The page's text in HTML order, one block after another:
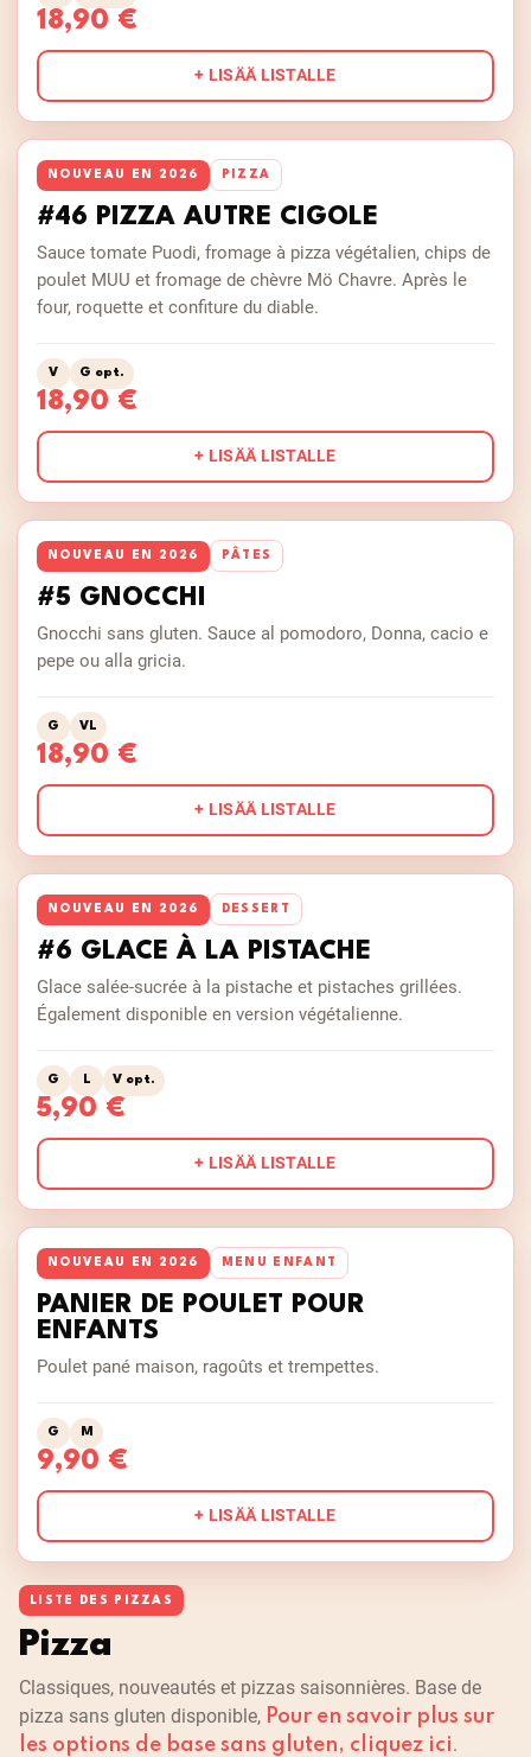
18,90 €
+ LISÄÄ LISTALLE
NOUVEAU EN 2026 PIZZA
#46 PIZZA AUTRE CIGOLE
Sauce tomate Puodi, fromage à pizza végétalien, chips de
poulet MUU et fromage de chèvre Mö Chavre. Après le
four, roquette et confiture du diable.
V G opt.
18,90 €
+ LISÄÄ LISTALLE
NOUVEAU EN 2026 PÂTES
#5 GNOCCHI
Gnocchi sans gluten. Sauce al pomodoro, Donna, cacio e
pepe ou alla gricia.
G VL
18,90 €
+ LISÄÄ LISTALLE
NOUVEAU EN 2026 DESSERT
#6 GLACE À LA PISTACHE
Glace salée-sucrée à la pistache et pistaches grillées.
Également disponible en version végétalienne.
G L V opt.
5,90 €
+ LISÄÄ LISTALLE
NOUVEAU EN 2026 MENU ENFANT
PANIER DE POULET POUR
ENFANTS
Poulet pané maison, ragoûts et trempettes.
G M
9,90 €
+ LISÄÄ LISTALLE
LISTE DES PIZZAS
Pizza
Classiques, nouveautés et pizzas saisonnières. Base de
pizza sans gluten disponible, Pour en savoir plus sur
les options de base sans gluten, cliquez ici.